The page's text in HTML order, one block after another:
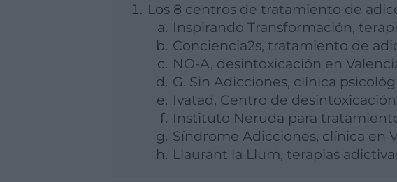
Los 8 centros de tratamiento de
Inspirando Transformación,
Conciencia2s, tratamiento de
NO-A, desintoxicación en
G. Sin Adicciones, clínica
Ivatad, Centro de
Instituto Neruda para
Síndrome Adicciones, clínica en
Llaurant la Llum, terapias